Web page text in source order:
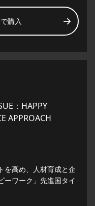
購入
：HAPPY
APPROACH
を高め、人材育成と企
ーワーク」先進国タイ